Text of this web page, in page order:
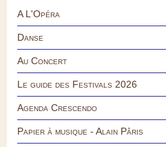
A L'Opéra
Danse
Au Concert
Le guide des Festivals 2026
Agenda Crescendo
Papier à musique - Alain Pâris